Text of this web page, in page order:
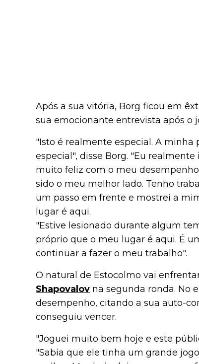
Após a sua vitória, Borg ficou em
sua emocionante entrevista após o
"Isto é realmente especial. A
especial", disse Borg. "Eu
muito feliz com o meu
sido o meu melhor lado. Tenho
um passo em frente e mostrei a
lugar é aqui.
"Estive lesionado durante algum
próprio que o meu lugar é aqui. É
continuar a fazer o meu trabalho".
O natural de Estocolmo vai
Shapovalov na segunda ronda. No
desempenho, citando a sua auto-
conseguiu vencer.
"Joguei muito bem hoje e este
"Sabia que ele tinha um grande